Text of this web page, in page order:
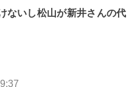
ないし松山が新井さんの代